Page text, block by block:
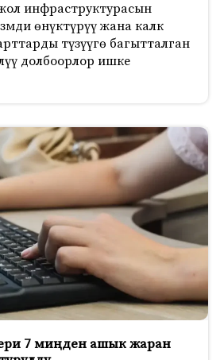
инфраструктурасын
өнүктүрүү жана калк
түзүүгө багытталган
долбоорлор ишке
7 миңден ашык жаран